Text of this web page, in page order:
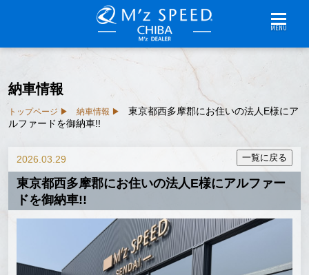
MENU
納車情報
トップページ 納車情報
東京都西多摩郡にお住いの法人E様にア
ルファードを御納車!!
2026.03.29
東京都西多摩郡にお住いの法人E様にアルファー
ドを御納車!!